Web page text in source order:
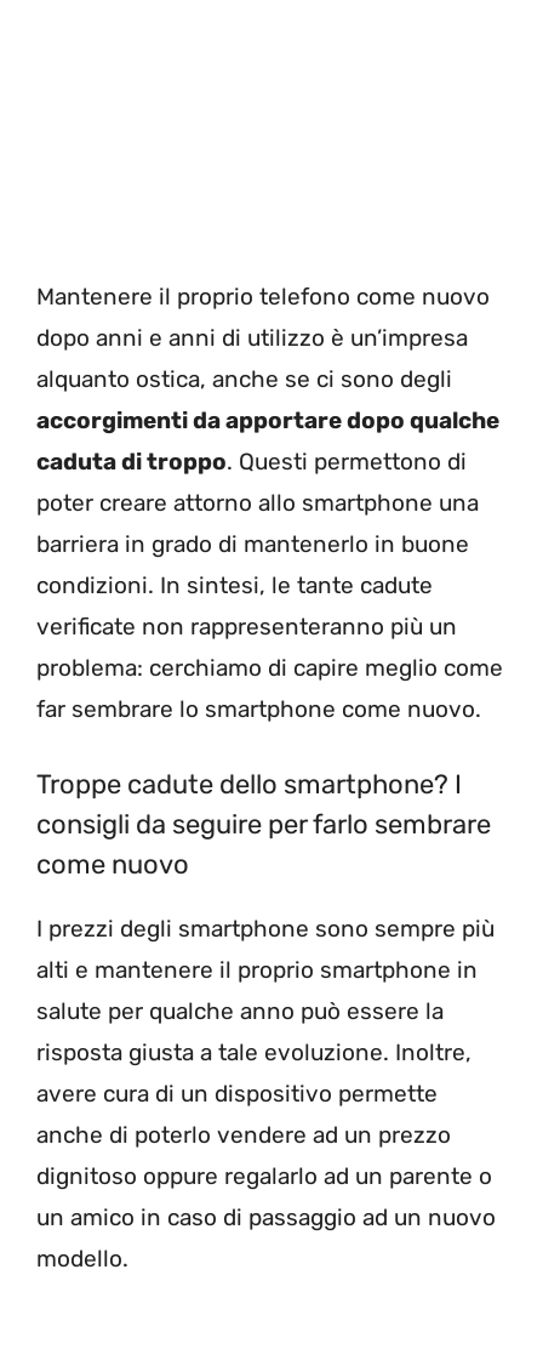
Mantenere il proprio telefono come nuovo
dopo anni e anni di utilizzo è un’impresa
alquanto ostica, anche se ci sono degli
accorgimenti da apportare dopo qualche
caduta di troppo. Questi permettono di
poter creare attorno allo smartphone una
barriera in grado di mantenerlo in buone
condizioni. In sintesi, le tante cadute
verificate non rappresenteranno più un
problema: cerchiamo di capire meglio come
far sembrare lo smartphone come nuovo.
Troppe cadute dello smartphone? I
consigli da seguire per farlo sembrare
come nuovo
I prezzi degli smartphone sono sempre più
alti e mantenere il proprio smartphone in
salute per qualche anno può essere la
risposta giusta a tale evoluzione. Inoltre,
avere cura di un dispositivo permette
anche di poterlo vendere ad un prezzo
dignitoso oppure regalarlo ad un parente o
un amico in caso di passaggio ad un nuovo
modello.